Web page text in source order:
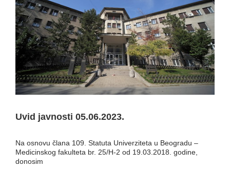
Uvid javnosti 05.06.2023.
Na osnovu člana 109. Statuta Univerziteta u Beogradu –
Medicinskog fakulteta br. 25/H-2 od 19.03.2018. godine,
donosim